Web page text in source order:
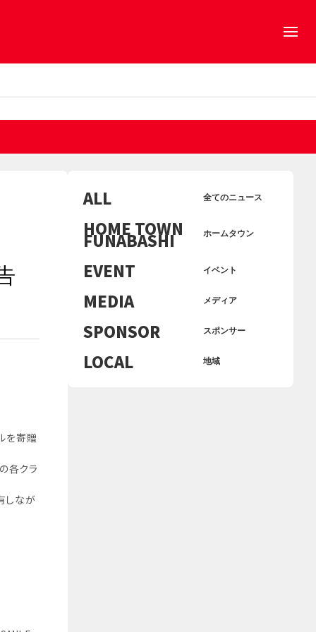
を寄贈
各クラ
しなが
ALL 全てのニュース
HOME TOWN
FUNABASHI ホームタウン
EVENT イベント
MEDIA メディア
SPONSOR スポンサー
LOCAL 地域